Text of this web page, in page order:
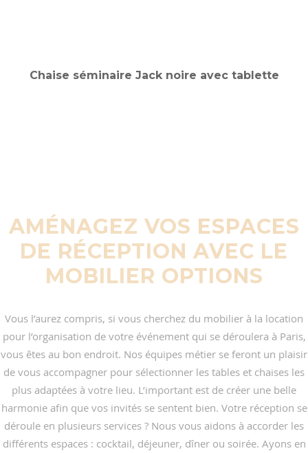
Chaise séminaire Jack noire avec tablette
AMÉNAGEZ VOS ESPACES
DE RÉCEPTION AVEC LE
MOBILIER OPTIONS
Vous l’aurez compris, si vous cherchez du mobilier à la location
pour l’organisation de votre événement qui se déroulera à Paris,
vous êtes au bon endroit. Nos équipes métier se feront un plaisir
de vous accompagner pour sélectionner les tables et chaises les
plus adaptées à votre lieu. L’important est de créer une belle
harmonie afin que vos invités se sentent bien. Votre réception se
déroule en plusieurs services ? Nous vous aidons à accorder les
différents espaces : cocktail, déjeuner, dîner ou soirée. Ayons en